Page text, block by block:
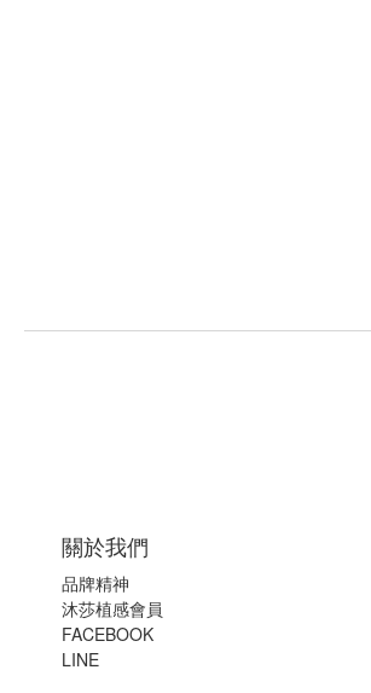
關於我們
品牌精神
沐莎植感會員
FACEBOOK
LINE